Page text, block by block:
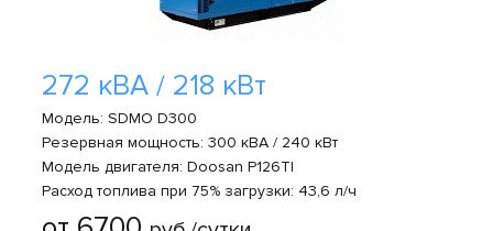
272 кВА / 218 кВт
Модель: SDMO D300
Резервная мощность: 300 кВА / 240 кВт
Модель двигателя: Doosan P126TI
Расход топлива при 75% загрузки: 43,6 л/ч